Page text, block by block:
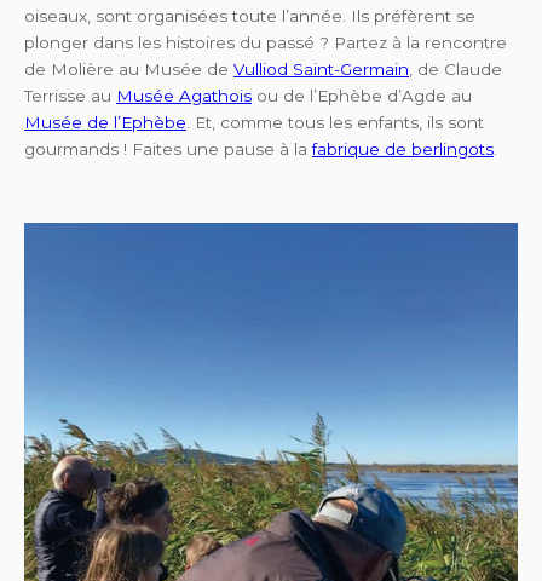
oiseaux, sont organisées toute l’année. Ils préfèrent se
plonger dans les histoires du passé ? Partez à la rencontre
de Molière au Musée de Vulliod Saint-Germain , de Claude
Terrisse au Musée Agathois ou de l’Ephèbe d’Agde au
Musée de l’Ephèbe . Et, comme tous les enfants, ils sont
gourmands ! Faites une pause à lafabrique de berlingots